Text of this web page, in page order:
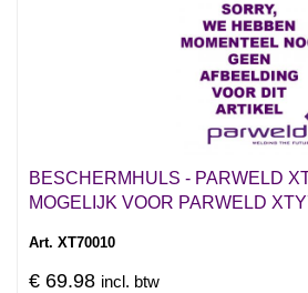
BESCHERMHULS - PARWELD
MOGELIJK VOOR PARWELD
Art. XT70010
€ 69.98 incl. btw